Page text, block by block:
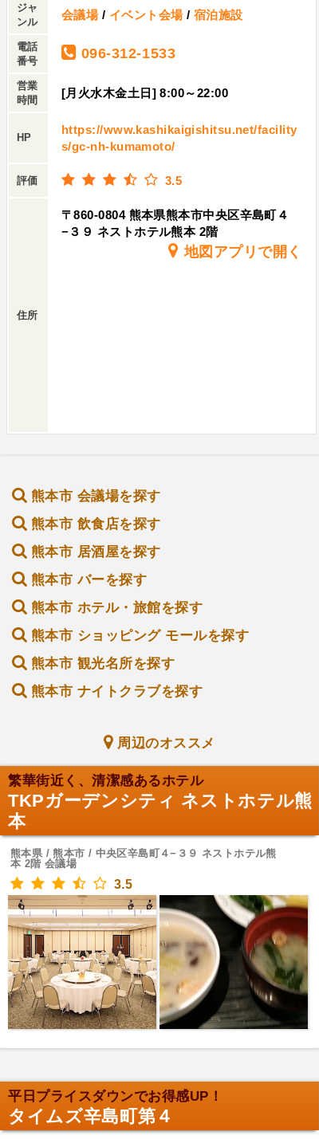
ジャ
ンル
会議場/ イベント会場/ 宿泊施設
電話
番号
096-312-1533
営業
時間
[月火水木金土日] 8:00～22:00
HP
https://www.kashikaigishitsu.net/facility
s/gc-nh-kumamoto/
評価 3.5
住所
〒860-0804 熊本県熊本市中央区辛島町４
−３９ ネストホテル熊本 2階
地図アプリで開く
熊本市 会議場を探す
熊本市 飲食店を探す
熊本市 居酒屋を探す
熊本市 バーを探す
熊本市 ホテル・旅館を探す
熊本市 ショッピング モールを探す
熊本市 観光名所を探す
熊本市 ナイトクラブを探す
周辺のオススメ
繁華街近く、清潔感あるホテル
TKPガーデンシティ ネストホテル熊
本
熊本県 / 熊本市 / 中央区辛島町４−３９ ネストホテル熊
本 2階 会議場
3.5
平日プライスダウンでお得感UP！
タイムズ辛島町第４